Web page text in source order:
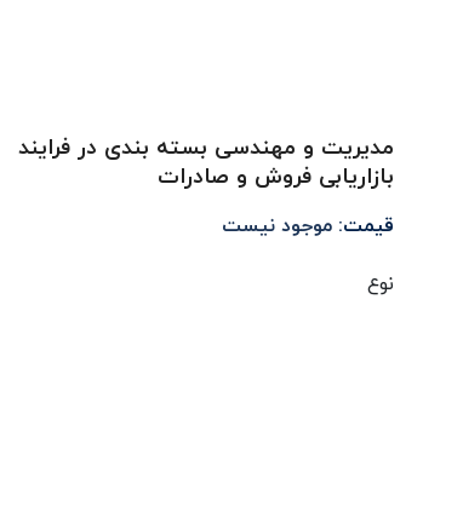
مدیریت و مهندسی بسته بندی در فرایند
بازاریابی فروش و صادرات
قیمت: موجود نیست
نوع